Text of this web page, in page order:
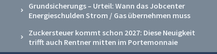
Grundsicherungs – Urteil: Wann das Jobcenter
Energieschulden Strom / Gas übernehmen muss
Zuckersteuer kommt schon 2027: Diese Neuigkeit
trifft auch Rentner mitten im Portemonnaie